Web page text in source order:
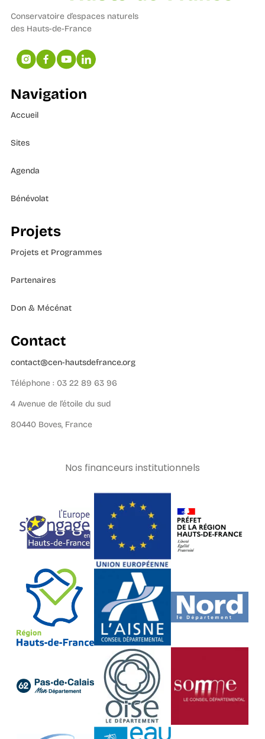
Conservatoire d’espaces naturels
des Hauts-de-France
Navigation
Accueil
Sites
Agenda
Bénévolat
Projets
Projets et Programmes
Partenaires
Don & Mécénat
Contact
contact@cen-hautsdefrance.org
Téléphone : 03 22 89 63 96
4 Avenue de l’étoile du sud
80440 Boves, France
Nos financeurs institutionnels